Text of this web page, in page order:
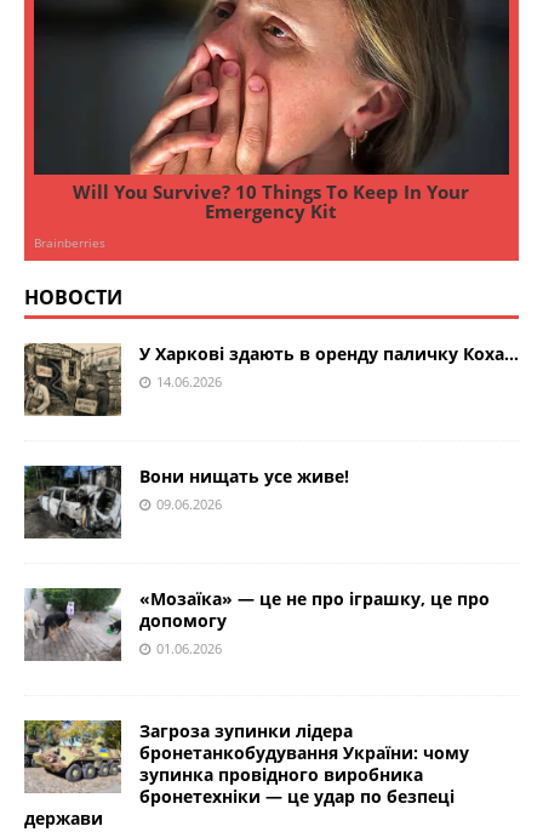
НОВОСТИ
У Харкові здають в оренду паличку Коха…
14.06.2026
Вони нищать усе живе!
09.06.2026
«Мозаїка» — це не про іграшку, це про
допомогу
01.06.2026
Загроза зупинки лідера
бронетанкобудування України: чому
зупинка провідного виробника
бронетехніки — це удар по безпеці
держави